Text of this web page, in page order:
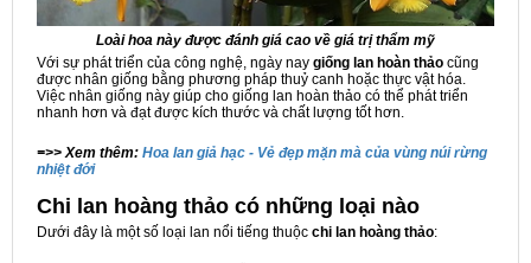
Loài hoa này được đánh giá cao về giá trị thẩm mỹ
Với sự phát triển của công nghệ, ngày nay giống lan hoàn thảo cũng
được nhân giống bằng phương pháp thuỷ canh hoặc thực vật hóa.
Việc nhân giống này giúp cho giống lan hoàn thảo có thể phát triển
nhanh hơn và đạt được kích thước và chất lượng tốt hơn.
=>> Xem thêm: Hoa lan giả hạc - Vẻ đẹp mặn mà của vùng núi rừng
nhiệt đới
Chi lan hoàng thảo có những loại nào
Dưới đây là một số loại lan nổi tiếng thuộc chi lan hoàng thảo: